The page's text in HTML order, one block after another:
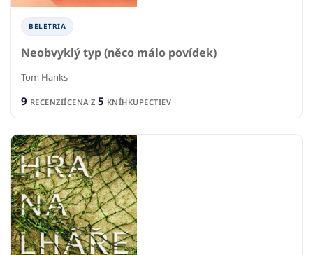
BELETRIA
Neobvyklý typ (něco málo povídek)
Tom Hanks
9 RECENZIÍCENA Z 5 KNÍHKUPECTIEV